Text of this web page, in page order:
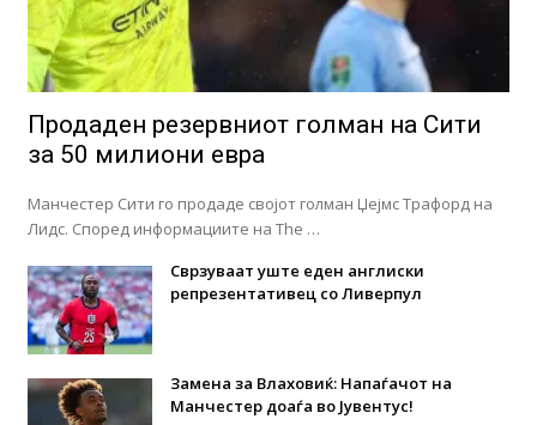
Продаден резервниот голман на Сити
за 50 милиони евра
Манчестер Сити го продаде својот голман Џејмс Трафорд на
Лидс. Според информациите на The …
Сврзуваат уште еден англиски
репрезентативец со Ливерпул
Замена за Влаховиќ: Напаѓачот на
Манчестер доаѓа во Јувентус!